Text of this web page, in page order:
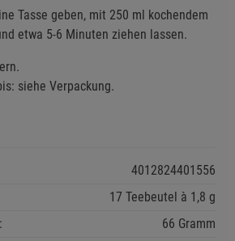
Tasse geben, mit 250 ml kochendem
etwa 5-6 Minuten ziehen lassen.
siehe Verpackung.
4012824401556
17 Teebeutel à 1,8 g
66 Gramm
für die Gruppe
erteilen
(5)
Cookies
(1) Funktionale
Informationen